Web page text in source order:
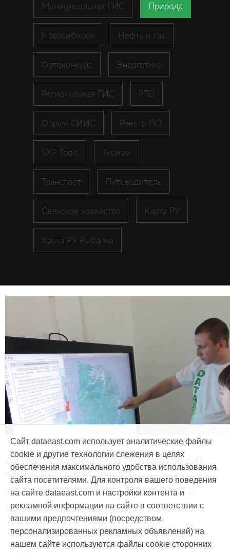
Муниципальная ГИС Природа
Новосибирск Нефть и газ
Фотоконкурс Энергетика
Региональная ГИС РГО
Форум СИИС Реестр ПО
SXF Tools Туризм
Транспорт Путеводитель
Сельское хозяйство Карта РУ
Карта РУ Рыбалка
Продукты и услуги
Дата Ист разработала интерактивную
карту для краеведов
#CarryMap #Интерактивная карта #ArcGIS
#Природа #Дети #География
#Мобильная карта #Веб-приложение
Сайт dataeast.com использует аналитические файлы
cookie и другие технологии слежения в целях
обеспечения максимального удобства использования
сайта посетителями. Для контроля вашего поведения
на сайте dataeast.com и настройки контента и
рекламной информации на сайте в соответствии с
вашими предпочтениями (посредством
персонализированных рекламных объявлений) на
нашем сайте используются файлы cookie сторонних